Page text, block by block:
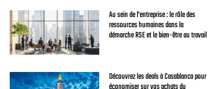
Au sein de l’entreprise : le rôle des
ressources humaines dans la
démarche RSE et le bien-être au travail
Découvrez les deals à Casablanca pour